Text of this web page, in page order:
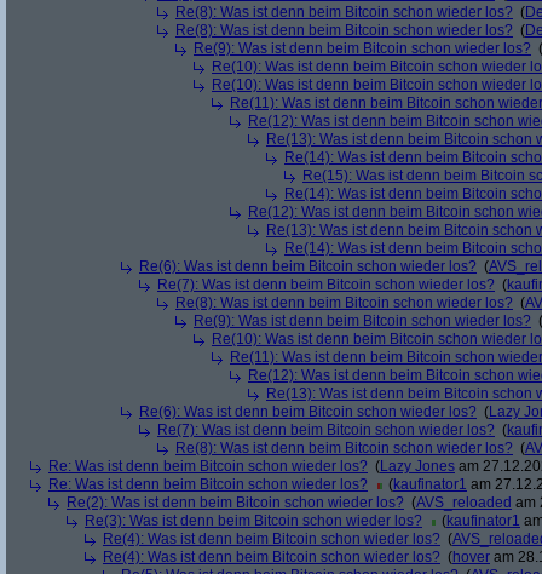
Re(8): Was ist denn beim Bitcoin schon wieder los? (
Re(8): Was ist denn beim Bitcoin schon wieder los? (
Re(9): Was ist denn beim Bitcoin schon wieder los? (
Re(10): Was ist denn beim Bitcoin schon wieder
Re(10): Was ist denn beim Bitcoin schon wieder
Re(11): Was ist denn beim Bitcoin schon
Re(12): Was ist denn beim Bitcoin schon
Re(13): Was ist denn beim Bitcoin schon
Re(14): Was ist denn beim Bitcoin
Re(15): Was ist denn beim Bitcoin
Re(14): Was ist denn beim Bitcoin
Re(12): Was ist denn beim Bitcoin schon
Re(13): Was ist denn beim Bitcoin schon
Re(14): Was ist denn beim Bitcoin
Re(6): Was ist denn beim Bitcoin schon wieder los? (
Re(7): Was ist denn beim Bitcoin schon wieder los? (
Re(8): Was ist denn beim Bitcoin schon wieder los? (
Re(9): Was ist denn beim Bitcoin schon wieder los? (
Re(10): Was ist denn beim Bitcoin schon wieder
Re(11): Was ist denn beim Bitcoin schon
Re(12): Was ist denn beim Bitcoin schon
Re(13): Was ist denn beim Bitcoin schon
Re(6): Was ist denn beim Bitcoin schon wieder los? (Lazy
Re(7): Was ist denn beim Bitcoin schon wieder los? (
Re(8): Was ist denn beim Bitcoin schon wieder los? (
Re: Was ist denn beim Bitcoin schon wieder los? (Lazy Jones am
Re: Was ist denn beim Bitcoin schon wieder los?
(kaufinator1 am
Re(2): Was ist denn beim Bitcoin schon wieder los? (AVS_reloaded am
Re(3): Was ist denn beim Bitcoin schon wieder los?
(kaufinator1
Re(4): Was ist denn beim Bitcoin schon wieder los? (
Re(4): Was ist denn beim Bitcoin schon wieder los? (hover am